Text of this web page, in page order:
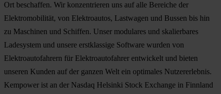
Ort beschaffen. Wir konzentrieren uns auf alle Bereiche der
Elektromobilität, von Elektroautos, Lastwagen und Bussen bis hin
zu Maschinen und Schiffen. Unser modulares und skalierbares
Ladesystem und unsere erstklassige Software wurden von
Elektroautofahrern für Elektroautofahrer entwickelt und bieten
unseren Kunden auf der ganzen Welt ein optimales Nutzererlebnis.
Kempower ist an der Nasdaq Helsinki Stock Exchange in Finnland